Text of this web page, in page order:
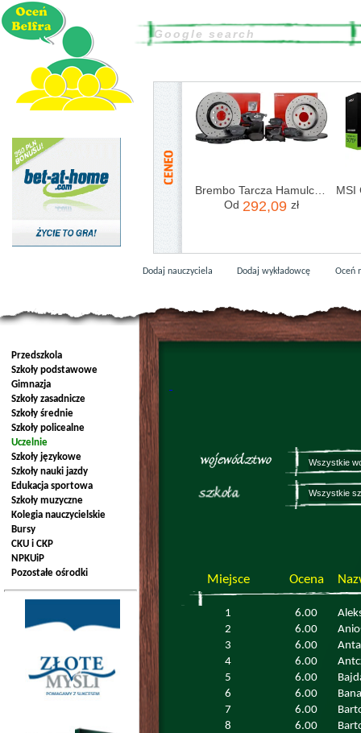
Od 292,09 zł
Dodaj nauczyciela Dodaj wykładowcę Oceń
Miejsce Ocena
1 6.00
2
6.00
3
6.00
4
6.00
5
6.00
6
6.00
7
6.00
8
6.00
Przedszkola
Szkoły podstawowe
Gimnazja
Szkoły zasadnicze
Szkoły średnie
Szkoły policealne
Uczelnie
Szkoły językowe
Szkoły nauki jazdy
Edukacja sportowa
Szkoły muzyczne
Kolegia nauczycielskie
Bursy
CKU i CKP
NPKUiP
Pozostałe ośrodki